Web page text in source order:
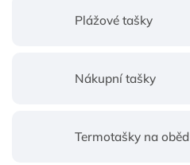
Plážové tašky
Nákupní tašky
Termotašky na oběd